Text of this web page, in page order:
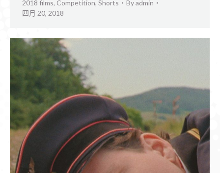
2018 films, Competition, Shorts Byadmin
四月 20, 2018